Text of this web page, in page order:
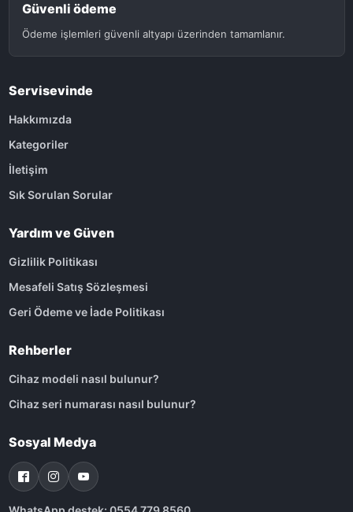
Güvenli ödeme
Ödeme işlemleri güvenli altyapı üzerinden tamamlanır.
Servisevinde
Hakkımızda
Kategoriler
İletişim
Sık Sorulan Sorular
Yardım ve Güven
Gizlilik Politikası
Mesafeli Satış Sözleşmesi
Geri Ödeme ve İade Politikası
Rehberler
Cihaz modeli nasıl bulunur?
Cihaz seri numarası nasıl bulunur?
Sosyal Medya